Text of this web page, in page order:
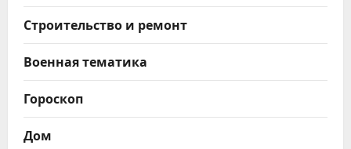
Строительство и ремонт
Военная тематика
Гороскоп
Дом